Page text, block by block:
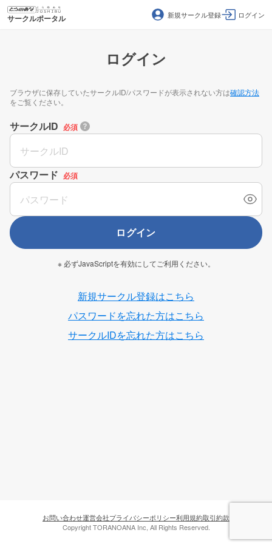
サークルポータル 新規サークル登録 ログイン
ログイン
ブラウザに保存していたサークルID/パスワードが表示されない方は確認方法
をご覧ください。
サークルID 必須
パスワード 必須
ログイン
※ 必ずJavaScriptを有効にしてご利用ください。
新規サークル登録はこちら
パスワードを忘れた方はこちら
サークルIDを忘れた方はこちら
お問い合わせ運営会社プライバシーポリシー利用規約取引約款
Copyright TORANOANA Inc, All Rights Reserved.